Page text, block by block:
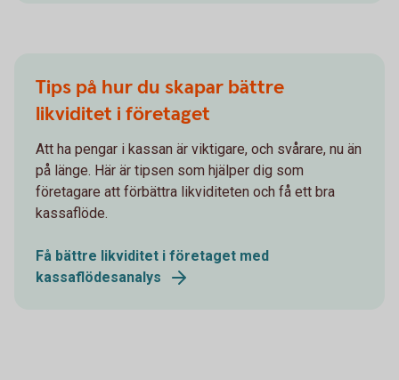
Tips på hur du skapar bättre
likviditet i företaget
Att ha pengar i kassan är viktigare, och svårare, nu än
på länge. Här är tipsen som hjälper dig som
företagare att förbättra likviditeten och få ett bra
kassaflöde.
Få bättre likviditet i företaget med
kassaflödesanalys